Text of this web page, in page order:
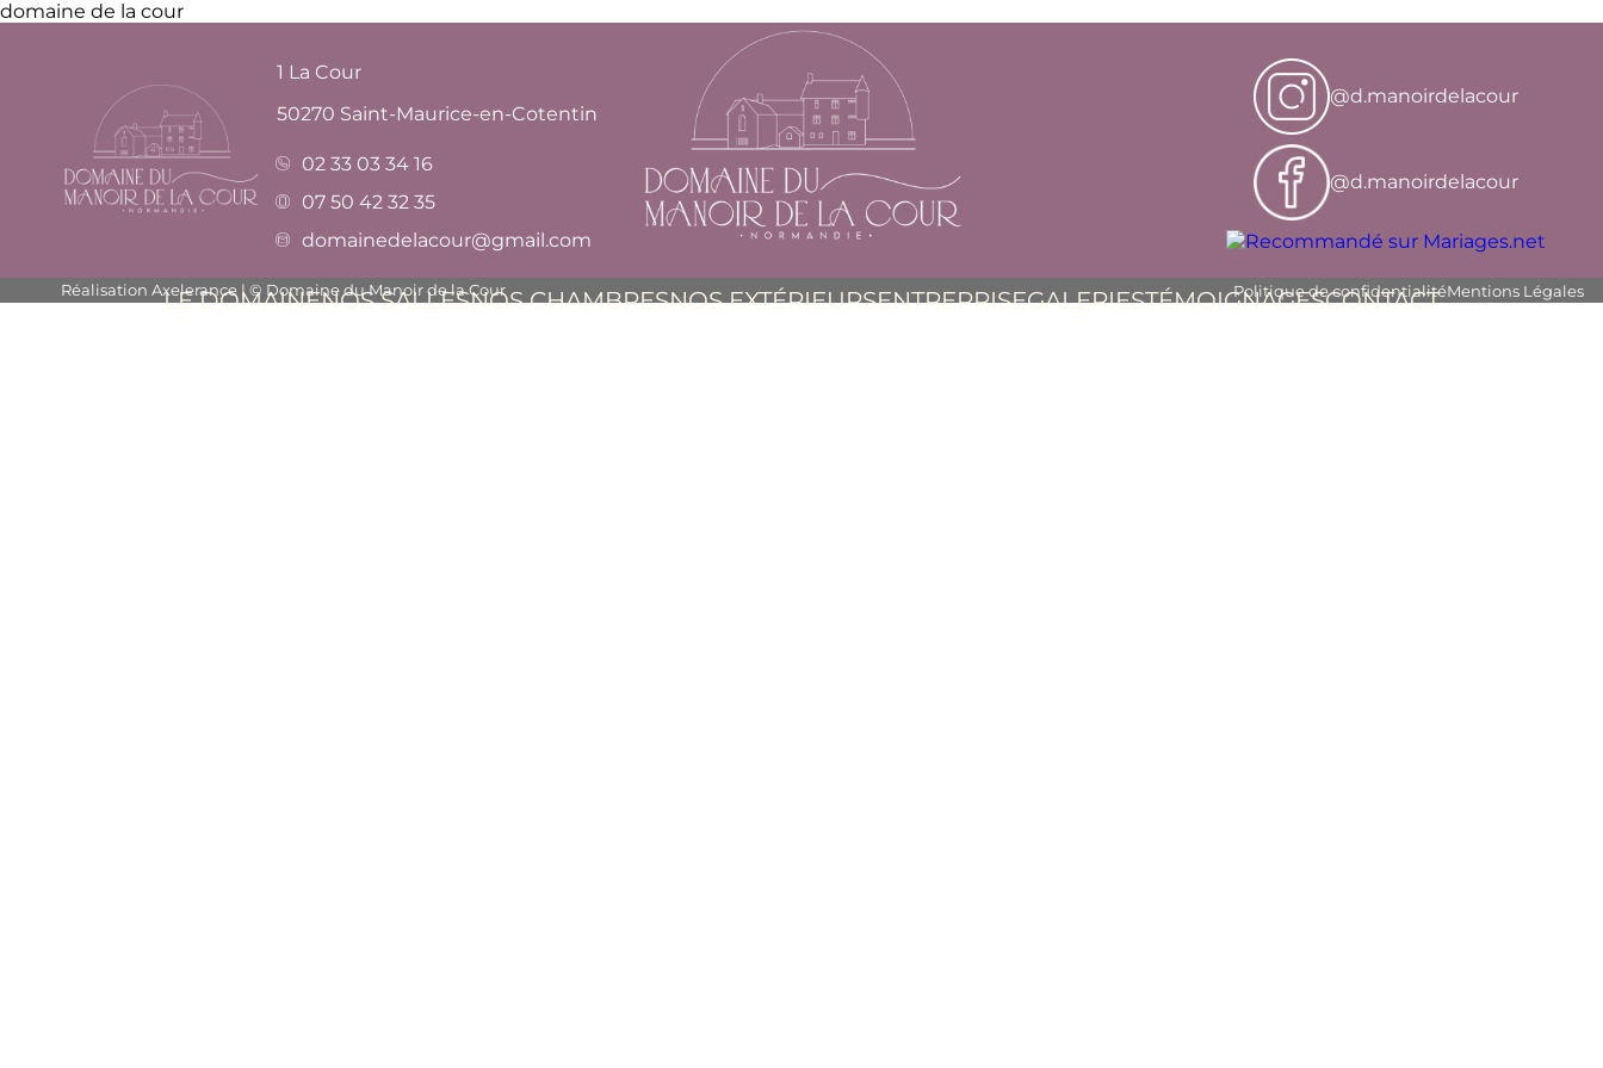
LE DOMAINENOS SALLESNOS CHAMBRESNOS EXTÉRIEURSENTREPRISEGALERIESTÉMOIGNAGESCONTACT
domaine de la cour
1 La Cour
50270 Saint-Maurice-en-Cotentin
02 33 03 34 16
07 50 42 32 35
domainedelacour@gmail.com
@d.manoirdelacour
@d.manoirdelacour
Réalisation Axelerance | © Domaine du Manoir de la Cour Politique de confidentialitéMentions Légales